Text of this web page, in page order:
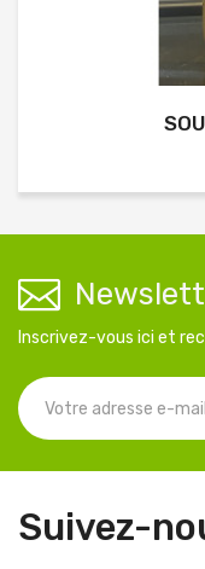
Inscrivez-vous ici et
Suivez-